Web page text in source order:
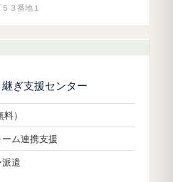
３番地１
ぎ支援センター
）
ム連携支援
遣